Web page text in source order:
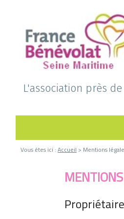
L'association près de
Vous êtes ici : Accueil > Mentions